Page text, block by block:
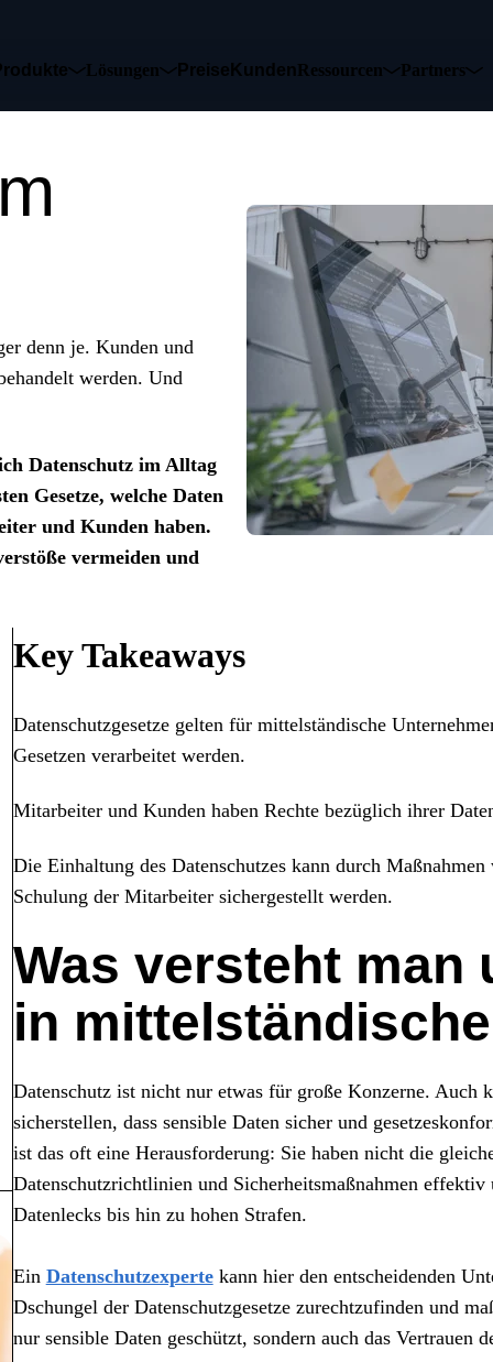
Lösungen Preise KundenRessourcen Partners
denn je. Kunden und
werden. Und
Datenschutz im Alltag
Gesetze, welche Daten
und Kunden haben.
vermeiden und
Key Takeaways
Datenschutzgesetze gelten für mittelständische
Gesetzen verarbeitet werden.
Mitarbeiter und Kunden haben Rechte bezüglich ihrer
Die Einhaltung des Datenschutzes kann durch
Schulung der Mitarbeiter sichergestellt werden.
Was versteht man
in
Datenschutz ist nicht nur etwas für große Konzerne. Auch
sicherstellen, dass sensible Daten sicher und
ist das oft eine Herausforderung: Sie haben nicht die
Datenschutzrichtlinien und Sicherheitsmaßnahmen
Datenlecks bis hin zu hohen Strafen.
Ein Datenschutzexpertekann hier den entscheidenden
Dschungel der Datenschutzgesetze zurechtzufinden und
nur sensible Daten geschützt, sondern auch das Vertrauen